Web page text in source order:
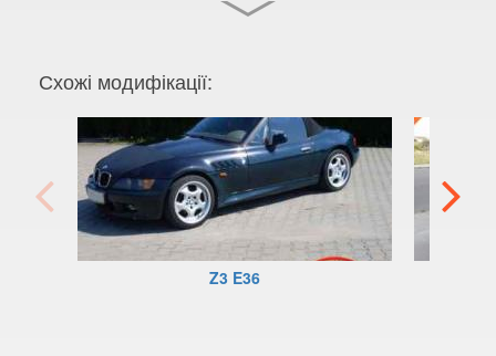
3 Series E90, E91, E92, E93
M3 E90/E92/E93
3 Series F30, F31, F36
3 Series F34
Схожі модифікації:
Z3 E36